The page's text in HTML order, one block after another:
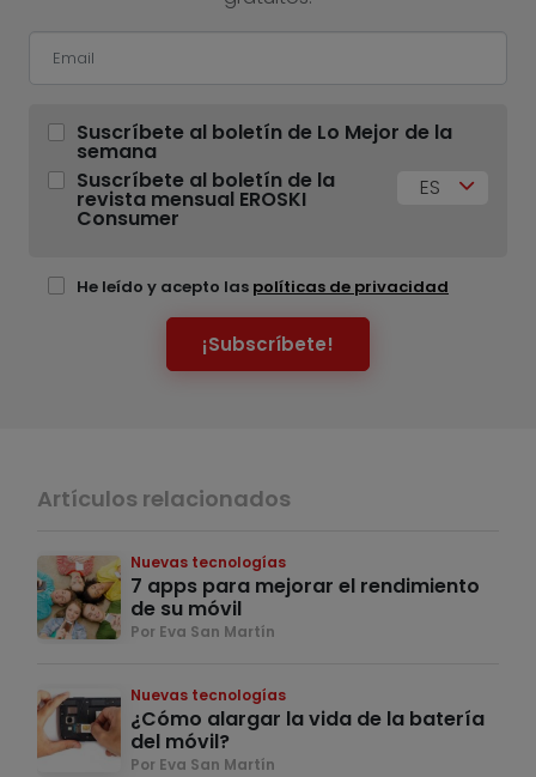
Suscríbete al boletín de Lo Mejor de la
semana
Suscríbete al boletín de la
revista mensual EROSKI
Consumer
ES
He leído y acepto las políticas de privacidad
¡Subscríbete!
Artículos relacionados
Nuevas tecnologías
7 apps para mejorar el rendimiento
de su móvil
Por Eva San Martín
Nuevas tecnologías
¿Cómo alargar la vida de la batería
del móvil?
Por Eva San Martín